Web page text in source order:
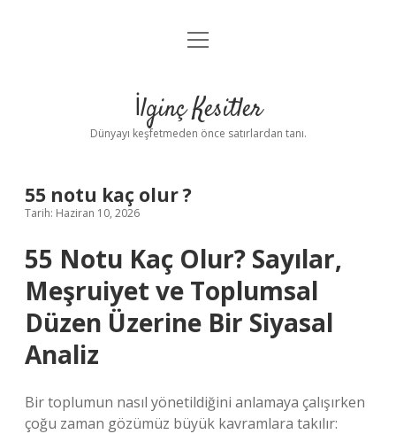
Anasayfa
Yasal Uyarı
menüyü
İlginç Kesitler
Dünyayı keşfetmeden önce satırlardan tanı.
55 notu kaç olur ?
Tarih: Haziran 10, 2026
55 Notu Kaç Olur? Sayılar,
Meşruiyet ve Toplumsal
Düzen Üzerine Bir Siyasal
Analiz
Bir toplumun nasıl yönetildiğini anlamaya çalışırken
çoğu zaman gözümüz büyük kavramlara takılır: